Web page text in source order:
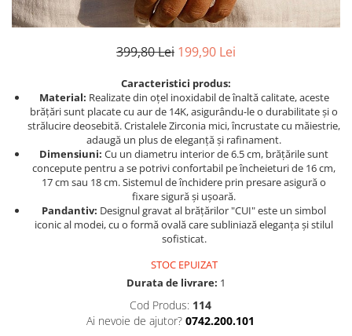
399,80 Lei 199,90 Lei
Caracteristici produs:
Material: Realizate din oțel inoxidabil de înaltă calitate, aceste
brățări sunt placate cu aur de 14K, asigurându-le o durabilitate și o
strălucire deosebită. Cristalele Zirconia mici, încrustate cu măiestrie,
adaugă un plus de eleganță și rafinament.
Dimensiuni: Cu un diametru interior de 6.5 cm, brățările sunt
concepute pentru a se potrivi confortabil pe încheieturi de 16 cm,
17 cm sau 18 cm. Sistemul de închidere prin presare asigură o
fixare sigură și ușoară.
Pandantiv: Designul gravat al brățărilor "CUI" este un simbol
iconic al modei, cu o formă ovală care subliniază eleganța și stilul
sofisticat.
STOC EPUIZAT
Durata de livrare: 1
Cod Produs: 114
Ai nevoie de ajutor? 0742.200.101